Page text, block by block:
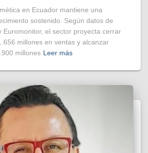
en Ecuador mantiene una
sostenido. Según datos de
Euromonitor, el sector proyecta cerrar
millones en ventas y alcanzar
millones Leer más